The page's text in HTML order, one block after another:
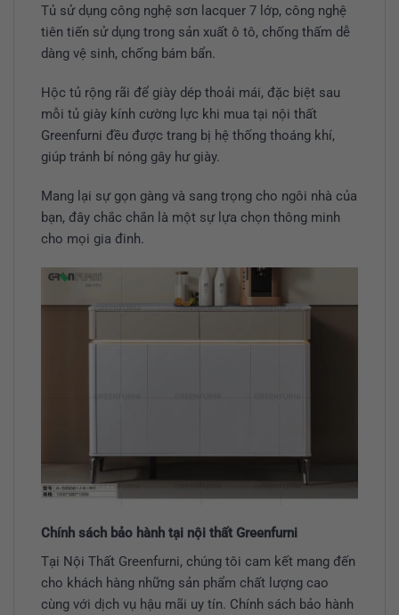
Tủ sử dụng công nghệ sơn lacquer 7 lớp, công nghệ
tiên tiến sử dụng trong sản xuất ô tô, chống thấm dễ
dàng vệ sinh, chống bám bẩn.
Hộc tủ rộng rãi để giày dép thoải mái, đặc biệt sau
mỗi tủ giày kính cường lực khi mua tại nội thất
Greenfurni đều được trang bị hệ thống thoáng khí,
giúp tránh bí nóng gây hư giày.
Mang lại sự gọn gàng và sang trọng cho ngôi nhà của
bạn, đây chắc chắn là một sự lựa chọn thông minh
cho mọi gia đinh.
Chính sách bảo hành tại nội thất Greenfurni
Tại Nội Thất Greenfurni, chúng tôi cam kết mang đến
cho khách hàng những sản phẩm chất lượng cao
cùng với dịch vụ hậu mãi uy tín. Chính sách bảo hành